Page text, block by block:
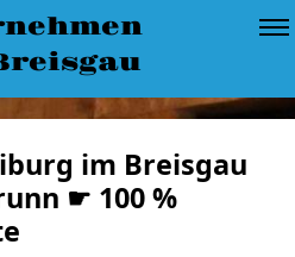
im Breisgau
☛ 100 %